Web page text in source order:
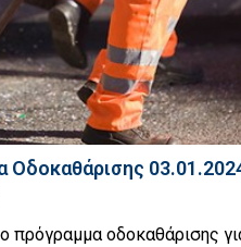
Οδοκαθάρισης
πρόγραμμα οδοκαθάρισης